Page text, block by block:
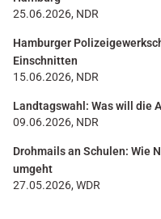
25.06.2026, NDR
Hamburger
Einschnitten
15.06.2026, NDR
Landtagswahl: Was will die
09.06.2026, NDR
Drohmails an Schulen: Wie
umgeht
27.05.2026, WDR